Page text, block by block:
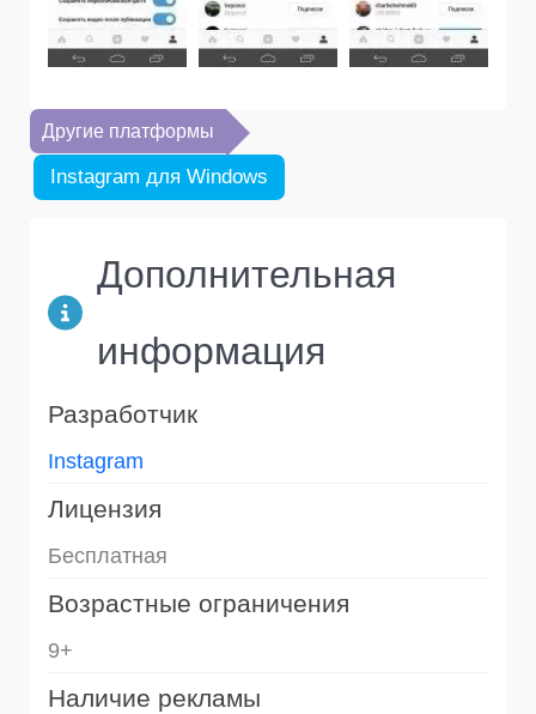
Другие платформы
Instagram для Windows
Дополнительная
информация
Разработчик
Instagram
Лицензия
Бесплатная
Возрастные ограничения
9+
Наличие рекламы